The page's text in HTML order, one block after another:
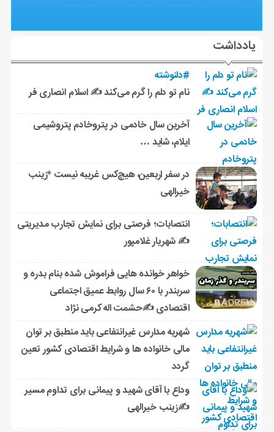
یادداشت
#دلنوشته
نام تو دلم را گرم می‌کند ✍️ اسلام انصاری فر
آخرین سال خادمی در پتروخادم پتروشیمی
ایلام، شاید …
در سفر اربعین، هیچ‌کس غریبه نیست *زینب
خیرالهی
انتصابات؛ فرصتی برای نمایش تجارب مدیریتی
✍ شهریار غلامپور
خواهر خوانده هایی فراموش شده بنام بدره و
سربندر با ۶۰ سال روابط عمیق اجتماعی
اقتصادی ✍حشمت اله کرمی نژاد
شهریه مدارس غیرانتفاعی باید منطبق بر توان
مالی خانواده ها و شرایط اقتصادی کشور تعین
گردد
وداع با آقای شهید و پیمانی برای تداوم مسیر
✍زینب خیرالهی